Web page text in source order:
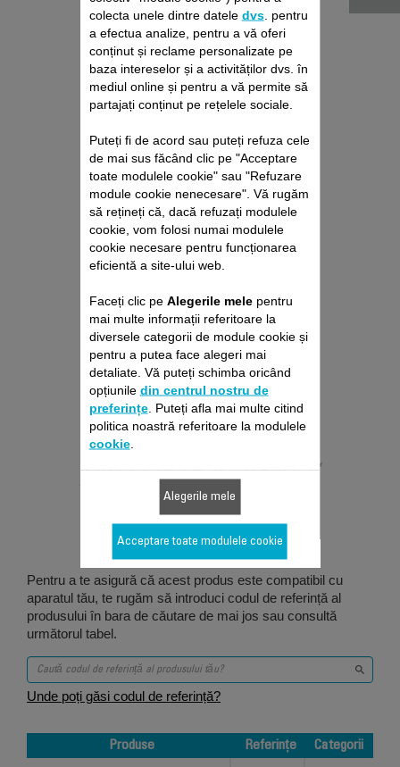
PACHET DE REPARAȚII
ASPIRATOR VERTICAL
ROWENTA
Fără deviz, fără surprize
Prelungire cu 6 luni a garanției!
Adaugă în coş
Proiectat pentru 5
produs/produse
Pentru a te asigură că acest produs este compatibil cu
aparatul tău, te rugăm să introduci codul de referință al
produsului în bara de căutare de mai jos sau consultă
următorul tabel.
Unde poți găsi codul de referință?
Produse Referințe
Categorii
colecta unele dintre datele dvs. pentru
a efectua analize, pentru a vă oferi
conținut și reclame personalizate pe
baza intereselor și a activităților dvs. în
mediul online și pentru a vă permite să
partajați conținut pe rețelele sociale.
Puteți fi de acord sau puteți refuza cele
de mai sus făcând clic pe "Acceptare
toate modulele cookie" sau "Refuzare
module cookie nenecesare". Vă rugăm
să rețineți că, dacă refuzați modulele
cookie, vom folosi numai modulele
cookie necesare pentru funcționarea
eficientă a site-ului web.
Faceți clic pe Alegerile melepentru
mai multe informații referitoare la
diversele categorii de module cookie și
pentru a putea face alegeri mai
detaliate. Vă puteți schimba oricând
opțiunile din centrul nostru de
preferințe. Puteți afla mai multe citind
politica noastră referitoare la modulele
cookie.
Alegerile mele
Acceptare toate modulele cookie